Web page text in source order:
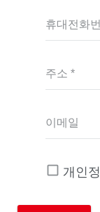
휴대전화
주소 *
이메일
개인